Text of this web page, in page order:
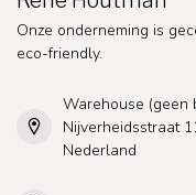
Onze onderneming is
eco-friendly.
Warehouse (geen
Nijverheidsstraat
Nederland